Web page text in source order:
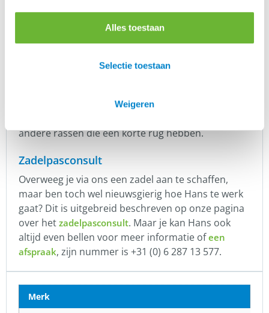
Alles toestaan
Selectie toestaan
Weigeren
opties kan zien en voelen.
Alleen IJslanders?
Prydi Switch IJslander zadels zijn uiteraard geschikt
ervaring dat deze zadels ook goed passen op
andere rassen die een korte rug hebben.
Zadelpasconsult
Overweeg je via ons een zadel aan te schaffen,
maar ben toch wel nieuwsgierig hoe Hans te werk
gaat? Dit is uitgebreid beschreven op onze pagina
over het zadelpasconsult. Maar je kan Hans ook
altijd even bellen voor meer informatie ofeen
afspraak, zijn nummer is +31 (0) 6 287 13 577.
Merk